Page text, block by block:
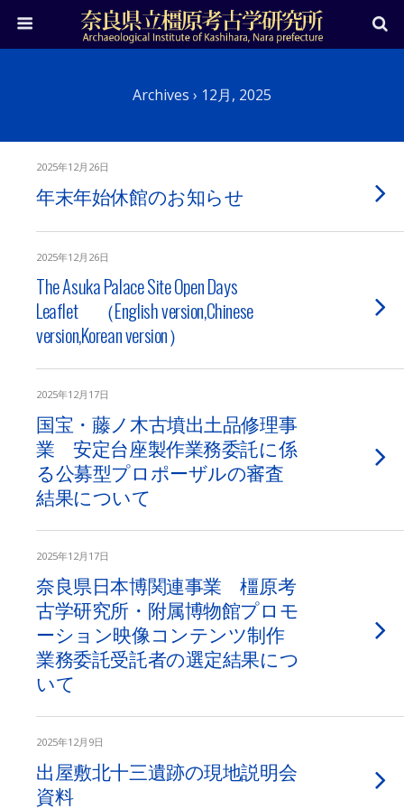
Archives › 12月, 2025
2025年12月26日
年末年始休館のお知らせ
2025年12月26日
The Asuka Palace Site Open Days
Leaflet （English version,Chinese
version,Korean version）
2025年12月17日
国宝・藤ノ木古墳出土品修理事
業 安定台座製作業務委託に係
る公募型プロポーザルの審査
結果について
2025年12月17日
奈良県日本博関連事業 橿原考
古学研究所・附属博物館プロモ
ーション映像コンテンツ制作
業務委託受託者の選定結果につ
いて
2025年12月9日
出屋敷北十三遺跡の現地説明会
資料